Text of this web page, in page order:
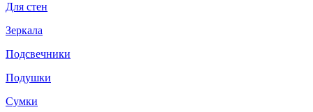
Для стен
Зеркала
Подсвечники
Подушки
Сумки